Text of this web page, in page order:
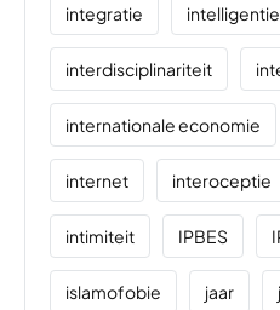
integratie intelligentie
interdisciplinariteit
internationale economie
internet interoceptie
intimiteit IPBES
islamofobie jaar